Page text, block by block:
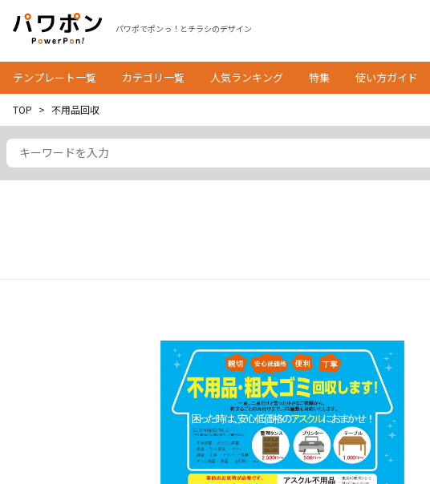
パワポでポンっ！とチラシのデザイン
テンプレート一覧 カテゴリ一覧 人気ランキング 特集 使い方ガイド
TOP 不用品回収